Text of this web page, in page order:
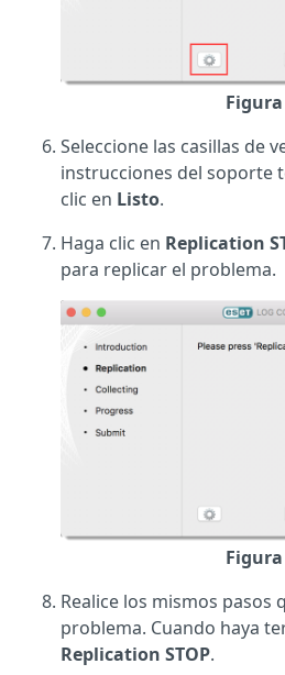
Figura
Seleccione las casillas de
instrucciones del soporte
clic en Listo.
Haga clic en Replication
para replicar el problema.
Figura
Realice los mismos pasos
problema. Cuando haya
Replication STOP.